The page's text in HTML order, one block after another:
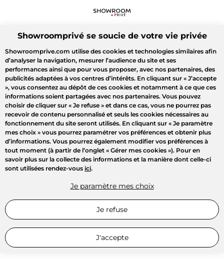
Showroomprivé se soucie de votre vie privée
Showroomprive.com utilise des cookies et technologies similaires afin
d’analyser la navigation, mesurer l’audience du site et ses
performances ainsi que pour vous proposer, avec nos partenaires, des
publicités adaptées à vos centres d’intérêts. En cliquant sur « J’accepte
», vous consentez au dépôt de ces cookies et notamment à ce que ces
informations soient partagées avec nos partenaires. Vous pouvez
choisir de cliquer sur « Je refuse » et dans ce cas, vous ne pourrez pas
recevoir de contenu personnalisé et seuls les cookies nécessaires au
fonctionnement du site seront utilisés. En cliquant sur « Je paramètre
mes choix » vous pourrez paramétrer vos préférences et obtenir plus
d’informations. Vous pourrez également modifier vos préférences à
tout moment (à partir de l’onglet « Gérer mes cookies »). Pour en
savoir plus sur la collecte des informations et la manière dont celle-ci
sont utilisées rendez-vous ici.
Je paramètre mes choix
Je refuse
J'accepte